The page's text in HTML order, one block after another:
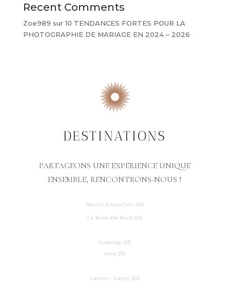
Recent Comments
Zoe989 sur10 TENDANCES FORTES POUR LA
PHOTOGRAPHIE DE MARIAGE EN 2024 – 2026
DESTINATIONS
PARTAGEONS UNE EXPÉRIENCE UNIQUE
ENSEMBLE, RENCONTRONS-NOUS !
Bassin d'Arcachon (33)
La Teste-De-Buch (33)
Audenge (33)
Arès (33)
Lanton - Cassy (33)